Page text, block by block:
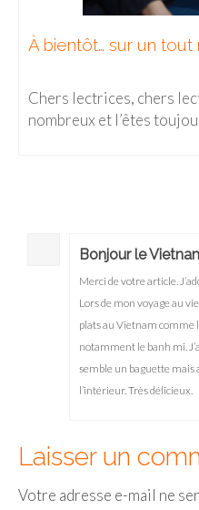
À bientôt… sur un
Chers lectrices, chers
nombreux et l’êtes
Bonjour le
Merci de votre article.
Lors de mon voyage au
plats au Vietnam comme
notamment le banh mi.
semble un baguette mais
l’intérieur. Très délicieux.
Laisser un
Votre adresse e-mail ne